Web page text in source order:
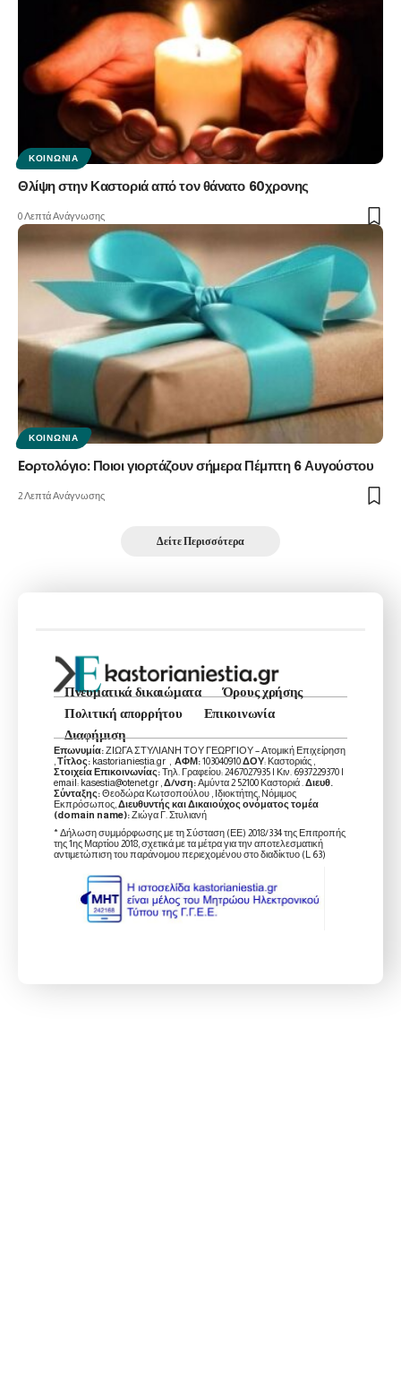
ΚΟΙΝΩΝΊΑ
Θλίψη στην Καστοριά από τον θάνατο 60χρονης
0 Λεπτά Ανάγνωσης
ΚΟΙΝΩΝΊΑ
Eoρτολόγιο: Ποιοι γιορτάζουν σήμερα Πέμπτη 6 Αυγούστου
2 Λεπτά Ανάγνωσης
Δείτε Περισσότερα
Πνευματικά δικαιώματα
Όρους χρήσης
Πολιτική απορρήτου
Επικοινωνία
Διαφήμιση
Επωνυμία:ΖΙΩΓΑ ΣΤΥΛΙΑΝΗ ΤΟΥ ΓΕΩΡΓΙΟΥ – Ατομική Επιχείρηση
Τίτλος: kastorianiestia.gr , ΑΦΜ:103040910ΔΟΥ: Καστοριάς ,
Στοιχεία Επικοινωνίας:Τηλ. Γραφείου: 2467027935 | Κιν. 6937229370 |
email: kasestia@otenet.gr , Δ/νση:Αμύντα 2 52100 Καστοριά . Διευθ.
Σύνταξης:Θεοδώρα Κωτσοπούλου , Ιδιοκτήτης, Νόμιμος
Εκπρόσωπος, Διευθυντής και Δικαιούχος ονόματος τομέα
(domain name):Ζιώγα Γ. Στυλιανή
* Δήλωση συμμόρφωσης με τη Σύσταση (ΕΕ) 2018/334 της Επιτροπής
της 1ης Μαρτίου 2018, σχετικά με τα μέτρα για την αποτελεσματική
αντιμετώπιση του παράνομου περιεχομένου στο διαδίκτυο (L 63)